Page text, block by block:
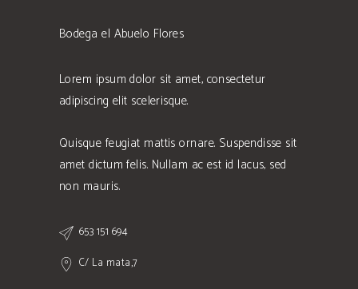
Bodega el Abuelo Flores
Lorem ipsum dolor sit amet, consectetur
adipiscing elit scelerisque.
Quisque feugiat mattis ornare. Suspendisse sit
amet dictum felis. Nullam ac est id lacus, sed
non mauris.
653 151 694
C/ La mata,7